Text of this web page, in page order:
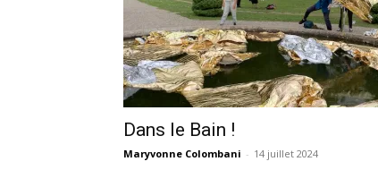
Dans le Bain !
Maryvonne Colombani - 14 juillet 2024